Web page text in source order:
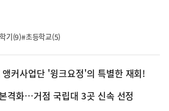
기(9)#초등학교(5)
커사업단 '윙크요정'의 특별한 재회!
격화…거점 국립대 3곳 신속 선정